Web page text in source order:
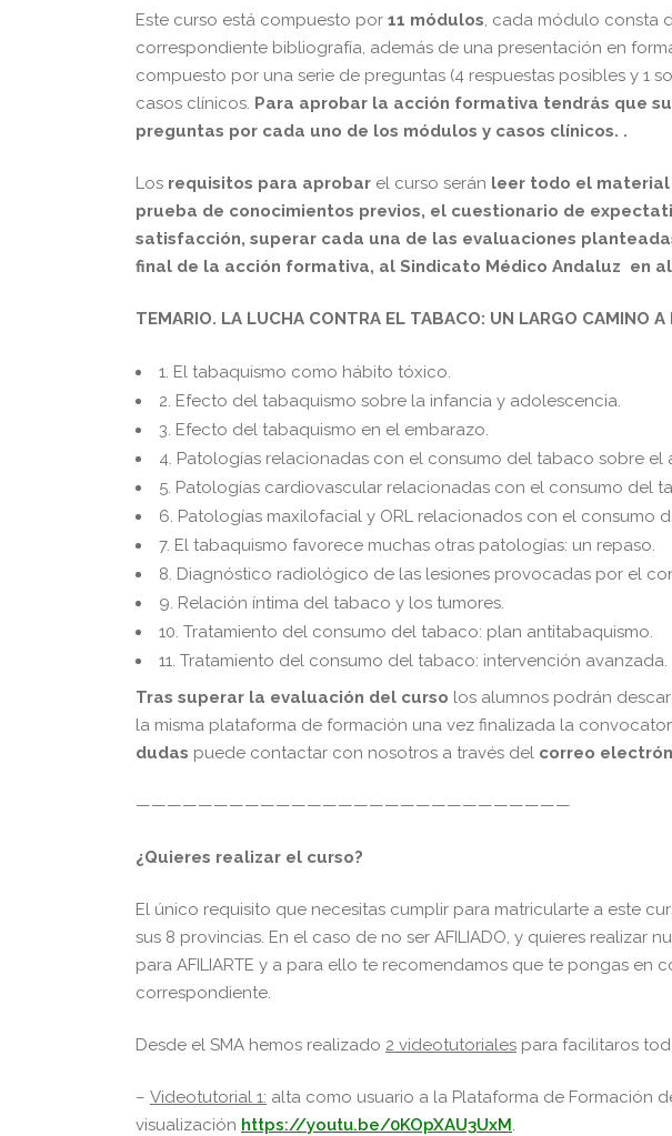
Este curso está compuesto por 11 módulos, cada módulo consta
correspondiente bibliografía, además de una presentación en
compuesto por una serie de preguntas (4 respuestas posibles y 1
casos clínicos. Para aprobar la acción formativa tendrás que
preguntas por cada uno de los módulos y casos clínicos. .
Los requisitos para aprobar el curso serán leer todo el
prueba de conocimientos previos, el cuestionario de
satisfacción, superar cada una de las evaluaciones
final de la acción formativa, al Sindicato Médico Andaluz en
TEMARIO. LA LUCHA CONTRA EL TABACO: UN LARGO CAMINO A
1. El tabaquismo como hábito tóxico.
2. Efecto del tabaquismo sobre la infancia y adolescencia.
3. Efecto del tabaquismo en el embarazo.
4. Patologías relacionadas con el consumo del tabaco sobre el
5. Patologías cardiovascular relacionadas con el consumo del
6. Patologías maxilofacial y ORL relacionados con el consumo
7. El tabaquismo favorece muchas otras patologías: un repaso.
8. Diagnóstico radiológico de las lesiones provocadas por el
9. Relación íntima del tabaco y los tumores.
10. Tratamiento del consumo del tabaco: plan antitabaquismo.
11. Tratamiento del consumo del tabaco: intervención avanzada.
Tras superar la evaluación del curso los alumnos podrán
la misma plataforma de formación una vez finalizada la
dudas puede contactar con nosotros a través del correo
————————————————————————————
¿Quieres realizar el curso?
El único requisito que necesitas cumplir para matricularte a este
sus 8 provincias. En el caso de no ser AFILIADO, y quieres realizar
para AFILIARTE y a para ello te recomendamos que te pongas en
correspondiente.
Desde el SMA hemos realizado 2 videotutoriales para facilitaros
– Videotutorial 1: alta como usuario a la Plataforma de Formación
visualización https://youtu.be/0KOpXAU3UxM.